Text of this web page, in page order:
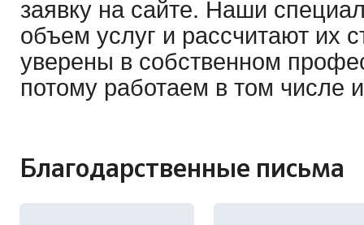
заявку на сайте. Наши
объем услуг и рассчитают их
уверены в собственном
потому работаем в том числе
Благодарственные письма